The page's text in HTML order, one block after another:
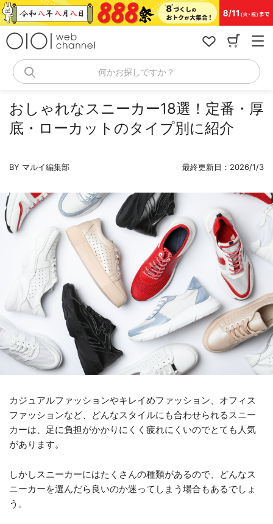
コ
ン
何かお探しですか？
おしゃれなスニーカー18選！定番・厚
底・ローカットのタイプ別に紹介
BY マルイ編集部 最終更新日：2026/1/3
カジュアルファッションやキレイめファッション、オフィス
ファッションなど、どんなスタイルにも合わせられるスニー
カーは、足に負担がかかりにくく疲れにくいのでとても人気
があります。
しかしスニーカーにはたくさんの種類があるので、どんなス
ニーカーを選んだら良いのか迷ってしまう場合もあるでしょ
う。